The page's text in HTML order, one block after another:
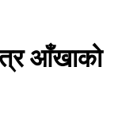
आँखाको